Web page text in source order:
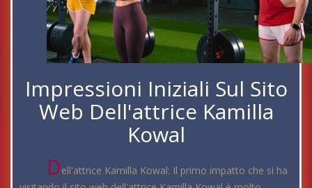
Impressioni Iniziali Sul Sito
Web Dell'attrice Kamilla
Kowal
Dell'attrice Kamilla Kowal: Il primo impatto che si ha